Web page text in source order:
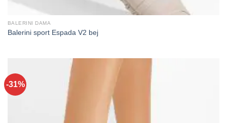
BALERINI DAMA
Balerini sport Espada V2 bej
-31%